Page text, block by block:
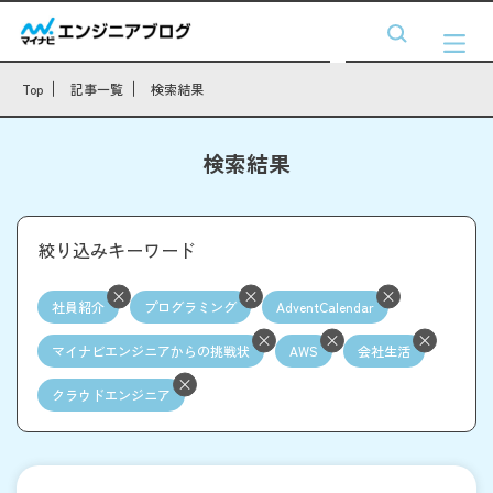
Top 記事一覧 検索結果
検索結果
絞り込みキーワード
社員紹介 プログラミング AdventCalendar
マイナビエンジニアからの挑戦状 AWS 会社生活
クラウドエンジニア